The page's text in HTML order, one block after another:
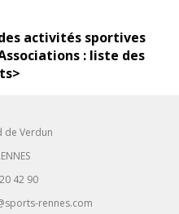
activités sportives
: liste des
de Verdun
42 90
rennes.com